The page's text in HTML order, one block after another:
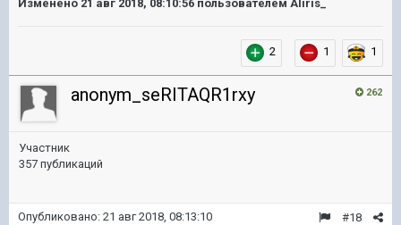
Изменено 21 авг 2018, 08:10:56 пользователем Aliris_
2 1 1
262
anonym_seRITAQR1rxy
Участник
357 публикаций
#18
Опубликовано: 21 авг 2018, 08:13:10